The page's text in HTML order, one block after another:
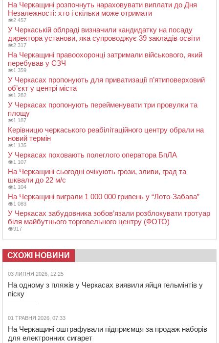
На Черкащині розпочнуть нараховувати виплати до Дня
Незалежності: хто і скільки може отримати
2 457
У Черкаській облраді визначили кандидатку на посаду
директора установи, яка супроводжує 39 закладів освіти
2 317
На Черкащині правоохоронці затримали військового, який
перебував у СЗЧ
1 359
У Черкасах пропонують для приватизації п’ятиповерховий
об’єкт у центрі міста
1 282
У Черкасах пропонують перейменувати три провулки та
площу
1 187
Керівницю черкаського реабілітаційного центру обрали на
новий термін
1 135
У Черкасах поховають полеглого оператора БпЛА
1 107
На Черкащині сьогодні очікують грози, зливи, град та
шквали до 22 м/с
1 104
На Черкащині виграли 1 000 000 гривень у “Лото-Забава”
1 083
У Черкасах забудовника зобов’язали розблокувати тротуар
біля майбутнього торговельного центру (ФОТО)
917
СХОЖІ НОВИНИ
03 ЛИПНЯ 2026, 12:25
На одному з пляжів у Черкасах виявили яйця гельмінтів у
піску
01 ТРАВНЯ 2026, 07:33
На Черкащині оштрафували підприємця за продаж наборів
для електронних сигарет